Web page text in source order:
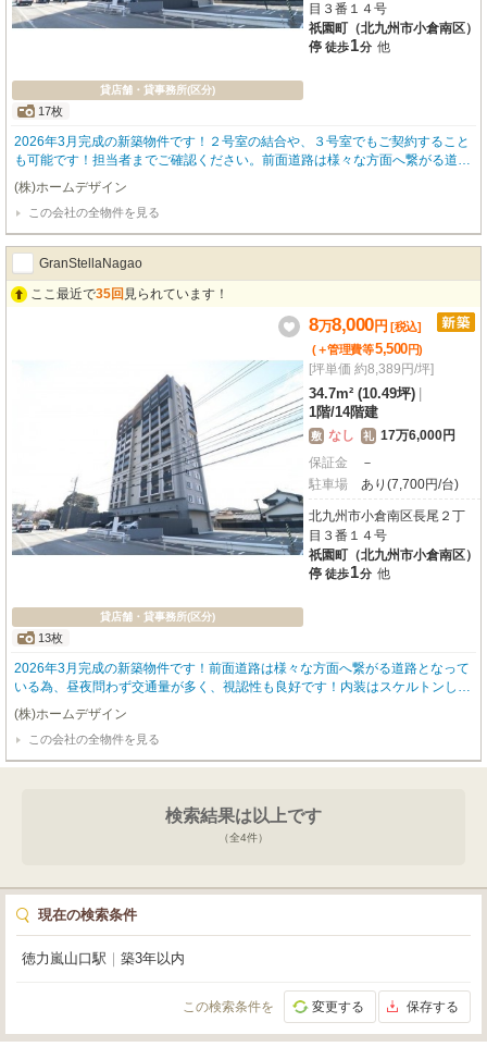
貸店舗・貸事務所(区分)
17枚
目３番１４号
祇園町（北九州市小倉南区）
停 徒歩1分 他
2026年3月完成の新築物件です！２号室の結合や、３号室でもご契約すること
も可能です！担当者までご確認ください。前面道路は様々な方面へ繋がる道路
となっている為、昼夜問わず交通量が多く、視認性も良好です！外観も分譲マ
ンション並みで、内装はスケルトン仕様となっており、自分だけの店舗をイチ
から作ることができます☆隣の号室との壁の一部を取り外して結合することも
可能です！より広い空間として、多様な店舗運用に対応できます！
(株)ホームデザイン
この会社の全物件を見る
GranStellaNagao
ここ最近で35回 見られています！
貸店舗・貸事務所(区分)
13枚
8万8,000円 [税込]
(＋管理費等5,500円)
[坪単価 約8,389円/坪]
34.7m² (10.49坪)
1階/14階建
敷 なし 礼 17万6,000円
保証金
－
駐車場
あり(7,700円/台)
北九州市小倉南区長尾２丁
目３番１４号
祇園町（北九州市小倉南区）
停 徒歩1分 他
2026年3月完成の新築物件です！前面道路は様々な方面へ繋がる道路となって
いる為、昼夜問わず交通量が多く、視認性も良好です！内装はスケルトンしよ
うとなっており、自分だけの店舗をイチから作ることができます☆
(株)ホームデザイン
この会社の全物件を見る
検索結果は以上です
（全4件）
現在の検索条件
徳力嵐山口駅 築3年以内
この検索条件を 変更する 保存する